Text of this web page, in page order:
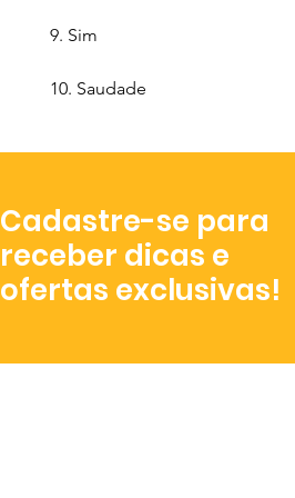
9. Sim
10. Saudade
Cadastre-se para
receber dicas e
ofertas exclusivas!